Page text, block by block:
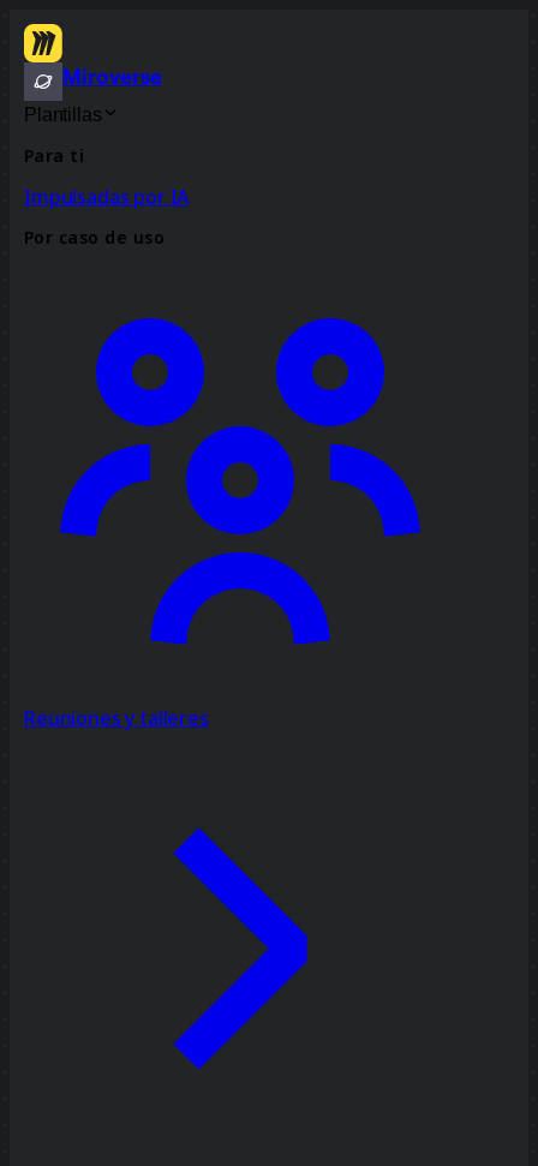
Miroverse
Plantillas
Para ti
Impulsadas por IA
Por caso de uso
Reuniones y talleres